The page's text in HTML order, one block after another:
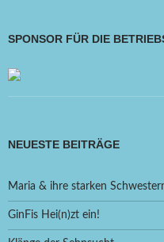
SPONSOR FÜR DIE
NEUESTE BEITRÄGE
Maria & ihre starken
GinFis Hei(n)zt ein!